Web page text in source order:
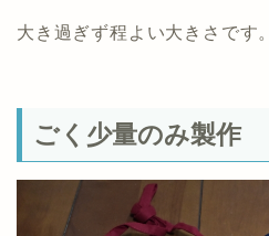
大き過ぎず程よい大きさです。
ごく少量のみ製作